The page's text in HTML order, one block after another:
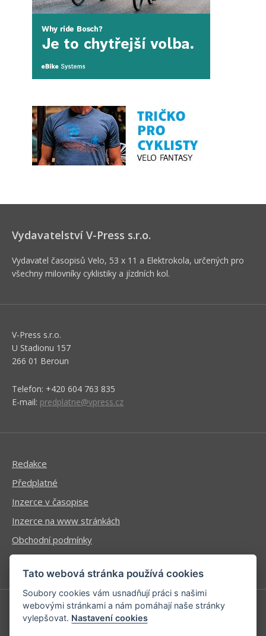
Vydavatelství V-Press s.r.o.
Vydavatel časopisů Velo, 53 x 11 a Elektrokola, určených pro
všechny milovníky cyklistiky a jízdních kol.
V-Press s.r.o.
U Stadionu 157
266 01 Beroun
Telefon: +420 604 763 835
E-mail: predplatne@vpress.cz
Redakce
Předplatné
Inzerce v časopise
Inzerce na www stránkách
Obchodní podmínky
Ochrana osobních údajů
Příhlášení | Registrace
Tato webová stránka používá cookies
Soubory cookies vám usnadňují práci s našimi
webovými stránkami a nám pomáhají naše stránky
vylepšovat. Nastavení cookies